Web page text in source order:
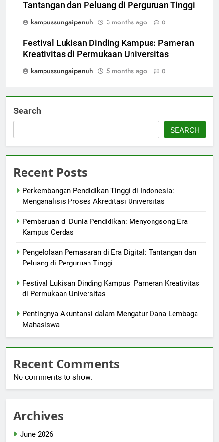
Tantangan dan Peluang di Perguruan Tinggi
kampussungaipenuh
3 months ago 0
Festival Lukisan Dinding Kampus: Pameran
Kreativitas di Permukaan Universitas
kampussungaipenuh
5 months ago 0
Search
SEARCH
Recent Posts
Perkembangan Pendidikan Tinggi di Indonesia:
Menganalisis Proses Akreditasi Universitas
Pembaruan di Dunia Pendidikan: Menyongsong Era
Kampus Cerdas
Pengelolaan Pemasaran di Era Digital: Tantangan dan
Peluang di Perguruan Tinggi
Festival Lukisan Dinding Kampus: Pameran Kreativitas
di Permukaan Universitas
Pentingnya Akuntansi dalam Mengatur Dana Lembaga
Mahasiswa
Recent Comments
No comments to show.
Archives
June 2026